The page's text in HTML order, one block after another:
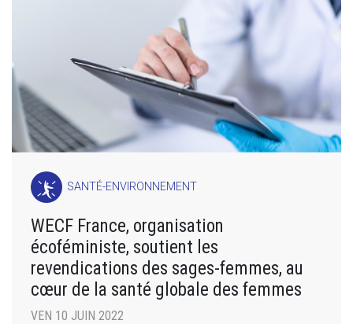
SANTÉ-ENVIRONNEMENT
WECF France, organisation
écoféministe, soutient les
revendications des sages-femmes, au
cœur de la santé globale des femmes
VEN 10 JUIN 2022